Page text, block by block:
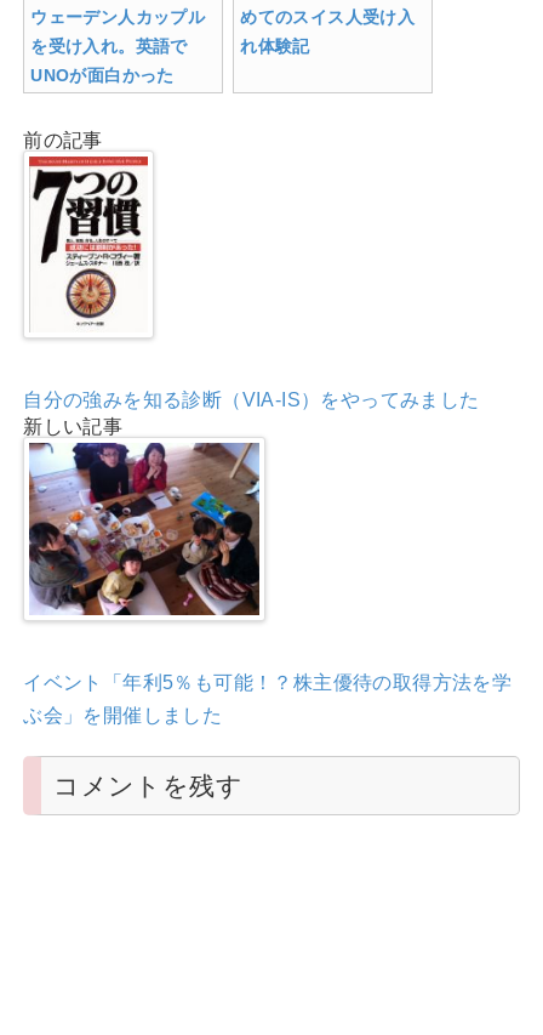
ウェーデン人カップル
を受け入れ。英語で
UNOが面白かった
めてのスイス人受け入
れ体験記
前の記事
自分の強みを知る診断（VIA-IS）をやってみました
新しい記事
イベント「年利5％も可能！？株主優待の取得方法を学
ぶ会」を開催しました
コメントを残す